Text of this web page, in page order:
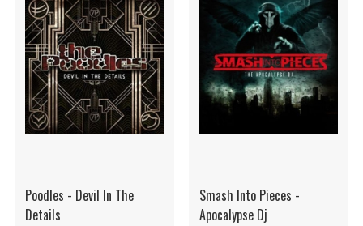
Poodles - Devil In The
Details
Smash Into Pieces -
Apocalypse Dj